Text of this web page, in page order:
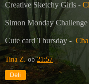
Creative Sketchy Girls -
Simon Monday
Cute card Thursday -
Tina Z. ob21:57
Deli